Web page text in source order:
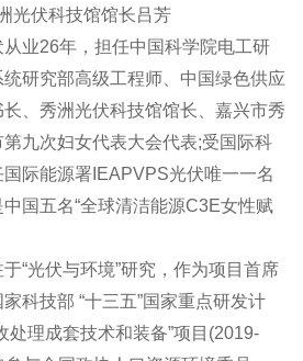
伏科技馆馆长吕芳
26年，担任中国科学院电工研
研究部高级工程师、中国绿色供应
、秀洲光伏科技馆馆长、嘉兴市秀
九次妇女代表大会代表;受国际科
际能源署IEAPVPS光伏唯一一名
国五名“全球清洁能源C3E女性赋
光伏与环境”研究，作为项目首席
科技部 “十三五”国家重点研发计
处理成套技术和装备”项目(2019-